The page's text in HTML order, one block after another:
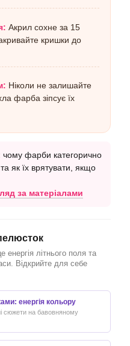
Акрил сохне за 15
кришки до
Ніколи не залишайте
фарба зіпсує їх
фарби категорично
як їх врятувати, якщо
за матеріалами
енергія літнього поля та
Відкрийте для себе
енергія кольору
сюжети на бавовняному